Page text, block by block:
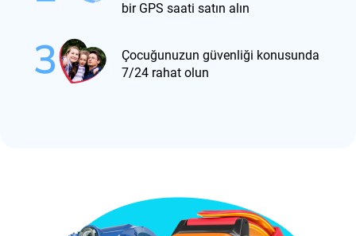
bir GPS saati satın alın
Çocuğunuzun güvenliği konusunda
7/24 rahat olun